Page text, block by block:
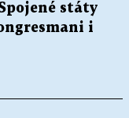
státy
i